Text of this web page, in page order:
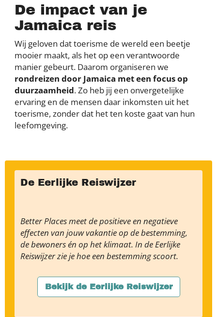
De impact van je
Jamaica reis
Wij geloven dat toerisme de wereld een beetje
mooier maakt, als het op een verantwoorde
manier gebeurt. Daarom organiseren we
rondreizen door Jamaica met een focus op
duurzaamheid. Zo heb jij een onvergetelijke
ervaring en de mensen daar inkomsten uit het
toerisme, zonder dat het ten koste gaat van hun
leefomgeving.
De Eerlijke Reiswijzer
Better Places meet de positieve en negatieve
effecten van jouw vakantie op de bestemming,
de bewoners én op het klimaat. In de Eerlijke
Reiswijzer zie je hoe een bestemming scoort.
Bekijk de Eerlijke Reiswijzer